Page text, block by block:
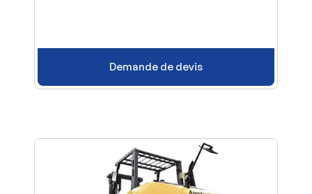
Demande de devis